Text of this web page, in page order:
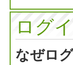
ログ
なぜロ